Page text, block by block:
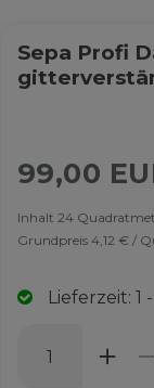
Sepa Profi
99,00
Inhalt 24
Grundpreis 4,12 € /
Lieferzeit: 1